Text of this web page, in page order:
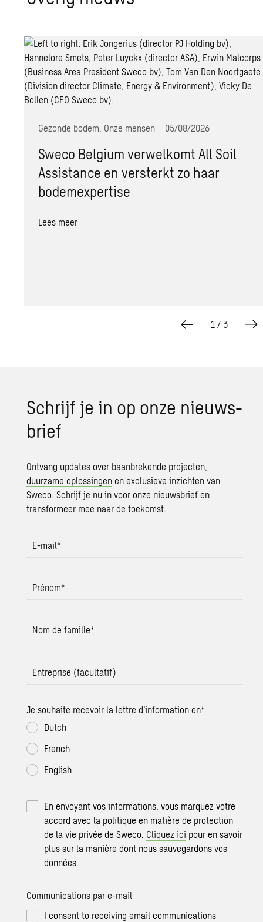
Gezonde bodem, Onze mensen 05/08/2026
Sweco Belgium verwelkomt All Soil
Assistance en versterkt zo haar
bodemexpertise
Lees meer
1 / 3
Schrijf je in op onze nieuws­
brief
Ontvang updates over baanbrekende projecten,
duurzame oplossingen en exclusieve inzichten van
Sweco. Schrijf je nu in voor onze nieuwsbrief en
transformeer mee naar de toekomst.
E-mail*
Prénom*
Nom de famille*
Entreprise (facultatif)
Je souhaite recevoir la lettre d’information en*
Dutch
French
English
En envoyant vos informations, vous marquez votre
accord avec la politique en matière de protection
de la vie privée de Sweco. Cliquez ici pour en savoir
plus sur la manière dont nous sauvegardons vos
données.
Communications par e-mail
I consent to receiving email communications